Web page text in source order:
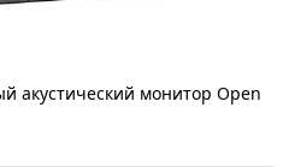
акустический монитор Open